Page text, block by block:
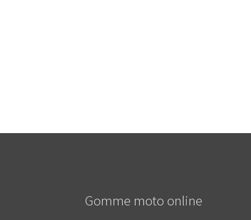
Gomme moto online